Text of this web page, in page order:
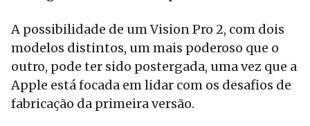
A possibilidade de um Vision Pro 2, com dois
modelos distintos, um mais poderoso que o
outro, pode ter sido postergada, uma vez que a
Apple está focada em lidar com os desafios de
fabricação da primeira versão.